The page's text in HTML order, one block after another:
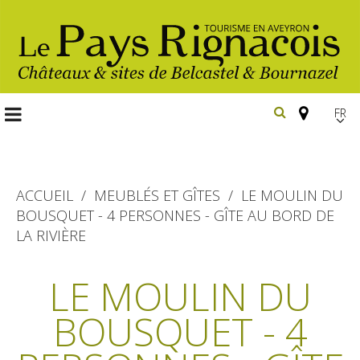
FR
Les
Belcastel, village et château
Bournazel, village et château
Randonnée
pédestre
En vélo, à vtt
Gîtes et locations
ACCUEIL MEUBLÉS ET GÎTES
LE MOULIN DU
BOUSQUET - 4 PERSONNES - GÎTE AU BORD DE
LA RIVIÈRE
LE MOULIN DU
BOUSQUET - 4